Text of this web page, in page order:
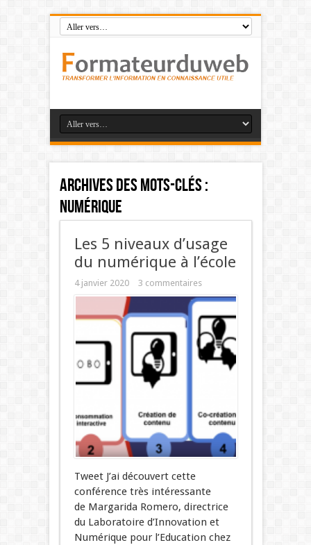
Archives des mots-clés :
numérique
Les 5 niveaux d’usage
du numérique à l’école
4 janvier 2020 3 commentaires
Tweet J’ai découvert cette
conférence très intéressante
de Margarida Romero, directrice
du Laboratoire d’Innovation et
Numérique pour l’Education chez